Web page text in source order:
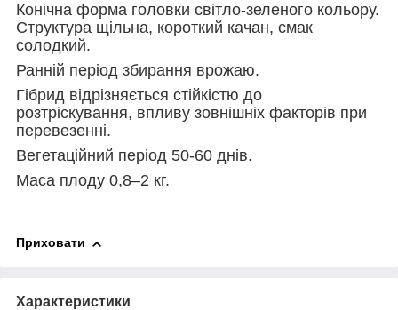
Конічна форма головки світло-зеленого кольору.
Структура щільна, короткий качан, смак
солодкий.
Ранній період збирання врожаю.
Гібрид відрізняється стійкістю до
розтріскування, впливу зовнішніх факторів при
перевезенні.
Вегетаційний період 50-60 днів.
Маса плоду 0,8–2 кг.
Приховати
Характеристики